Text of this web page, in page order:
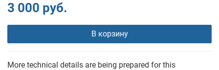
3 000 руб.
В корзину
More technical details are being prepared for this